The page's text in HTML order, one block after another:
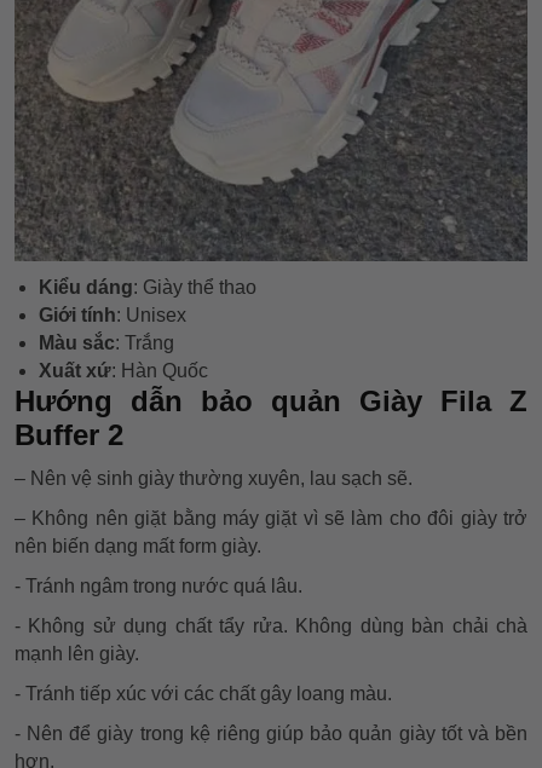
Kiểu dáng: Giày thể thao
Giới tính: Unisex
Màu sắc: Trắng
Xuất xứ: Hàn Quốc
Hướng dẫn bảo quản Giày Fila Z
Buffer 2
– Nên vệ sinh giày thường xuyên, lau sạch sẽ.
– Không nên giặt bằng máy giặt vì sẽ làm cho đôi giày trở
nên biến dạng mất form giày.
- Tránh ngâm trong nước quá lâu.
- Không sử dụng chất tẩy rửa. Không dùng bàn chải chà
mạnh lên giày.
- Tránh tiếp xúc với các chất gây loang màu.
- Nên để giày trong kệ riêng giúp bảo quản giày tốt và bền
hơn.